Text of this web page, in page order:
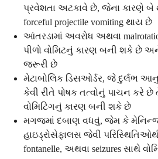
પ્રવેશતા અટકાવે છે, જેના કારણે બે
forceful projectile vomiting થાય છે
આંતરડામાં અવરોધ અથવા
પીળો વોમિટનું કારણ બની શકે છે
જરૂરી છે
મેટાબોલિક ડિસઓર્ડર, જે દુર્લભ
કેવી રીતે પોષક તત્વોનું પાચન
વોમિટિંગનું કારણ બની શકે છે
મગજમાં દબાણ વધવું, જેમ કે
હાઇડ્રોસેફાલસ જેવી
fontanelle, અથવા seizures સાથે